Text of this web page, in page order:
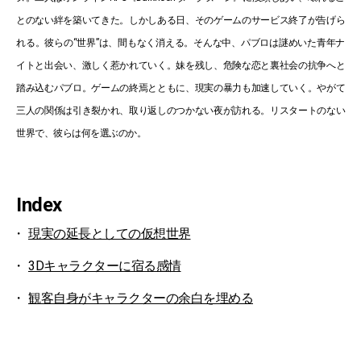
とのない絆を築いてきた。しかしある日、そのゲームのサービス終了が告げら
れる。彼らの“世界”は、間もなく消える。そんな中、パブロは謎めいた青年ナ
イトと出会い、激しく惹かれていく。妹を残し、危険な恋と裏社会の抗争へと
踏み込むパブロ。ゲームの終焉とともに、現実の暴力も加速していく。やがて
三人の関係は引き裂かれ、取り返しのつかない夜が訪れる。リスタートのない
世界で、彼らは何を選ぶのか。
Index
現実の延長としての仮想世界
3Dキャラクターに宿る感情
観客自身がキャラクターの余白を埋める